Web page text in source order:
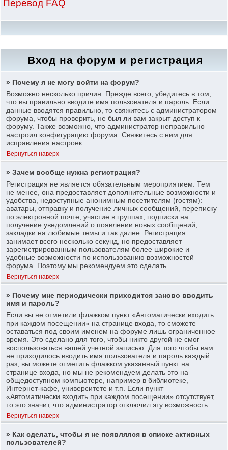
Перевод FAQ
Вход на форум и регистрация
» Почему я не могу войти на форум?
Возможно несколько причин. Прежде всего, убедитесь в том,
что вы правильно вводите имя пользователя и пароль. Если
данные вводятся правильно, то свяжитесь с администратором
форума, чтобы проверить, не был ли вам закрыт доступ к
форуму. Также возможно, что администратор неправильно
настроил конфигурацию форума. Свяжитесь с ним для
исправления настроек.
Вернуться наверх
» Зачем вообще нужна регистрация?
Регистрация не является обязательным мероприятием. Тем
не менее, она предоставляет дополнительные возможности и
удобства, недоступные анонимным посетителям (гостям):
аватары, отправку и получение личных сообщений, переписку
по электронной почте, участие в группах, подписки на
получение уведомлений о появлении новых сообщений,
закладки на любимые темы и так далее. Регистрация
занимает всего несколько секунд, но предоставляет
зарегистрированным пользователям более широкие и
удобные возможности по использованию возможностей
форума. Поэтому мы рекомендуем это сделать.
Вернуться наверх
» Почему мне периодически приходится заново вводить
имя и пароль?
Если вы не отметили флажком пункт «Автоматически входить
при каждом посещении» на странице входа, то сможете
оставаться под своим именем на форуме лишь ограниченное
время. Это сделано для того, чтобы никто другой не смог
воспользоваться вашей учетной записью. Для того чтобы вам
не приходилось вводить имя пользователя и пароль каждый
раз, вы можете отметить флажком указанный пункт на
странице входа, но мы не рекомендуем делать это на
общедоступном компьютере, например в библиотеке,
Интернет-кафе, университете и т.п. Если пункт
«Автоматически входить при каждом посещении» отсутствует,
то это значит, что администратор отключил эту возможность.
Вернуться наверх
» Как сделать, чтобы я не появлялся в списке активных
пользователей?